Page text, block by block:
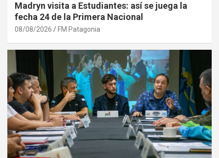
Madryn visita a Estudiantes: así se juega la
fecha 24 de la Primera Nacional
08/08/2026 FM Patagonia